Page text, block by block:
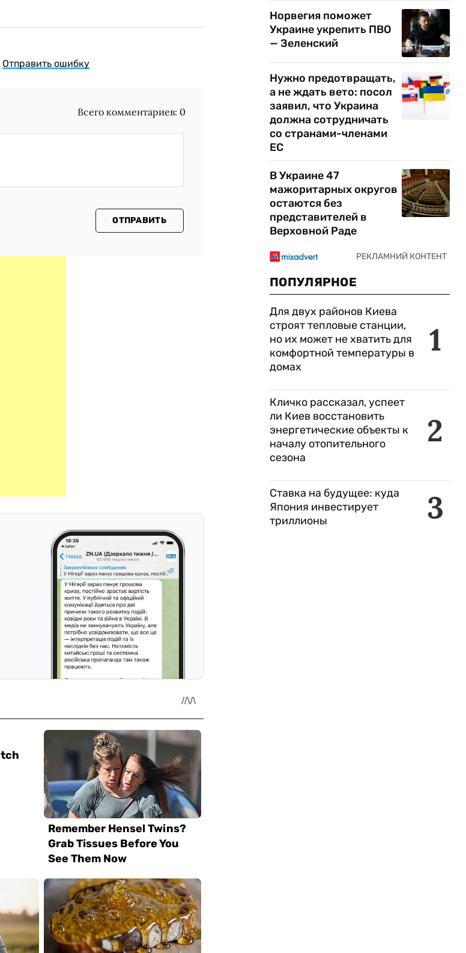
Отправить ошибку
Всего комментариев: 0
ОТПРАВИТЬ
Норвегия поможет
Украине укрепить ПВО
— Зеленский
Нужно предотвращать,
а не ждать вето: посол
заявил, что Украина
должна сотрудничать
со странами-членами
ЕС
В Украине 47
мажоритарных округов
остаются без
представителей в
Верховной Раде
ПОПУЛЯРНОЕ
1
Для двух районов Киева
строят тепловые станции,
но их может не хватить для
комфортной температуры в
домах
2
Кличко рассказал, успеет
ли Киев восстановить
энергетические объекты к
началу отопительного
сезона
3
Ставка на будущее: куда
Япония инвестирует
триллионы